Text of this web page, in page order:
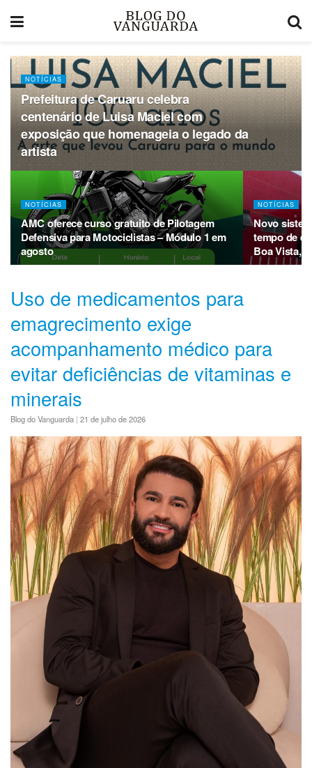
NOTÍCIAS
Prefeitura de Caruaru celebra
centenário de Luisa Maciel com
exposição que homenageia o legado da
artista
NOTÍCIAS
AMC oferece curso gratuito de Pilotagem
Defensiva para Motociclistas – Módulo 1 em
agosto
NOTÍCIAS
Novo
tempo de
Boa Vista,
Uso de medicamentos para
emagrecimento exige
acompanhamento médico para
evitar deficiências de vitaminas e
minerais
Blog do Vanguarda | 21 de julho de 2026